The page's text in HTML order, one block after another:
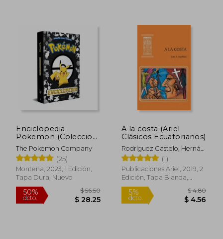
50%
dcto. dcto.
Enciclopedia
Pokemon (Coleccion
Pokemon)
The Pokemon Company
(25)
Montena, 2023, 1 Edición,
Tapa Dura, Nuevo
A la costa (Ariel
Clásicos Ecuatorianos)
Rodríguez Castelo, Hernán
; Jácome, Nelson ;
Martínez, Luis A.
(1)
Publicaciones Ariel, 2019, 2
Edición, Tapa Blanda,
Nuevo